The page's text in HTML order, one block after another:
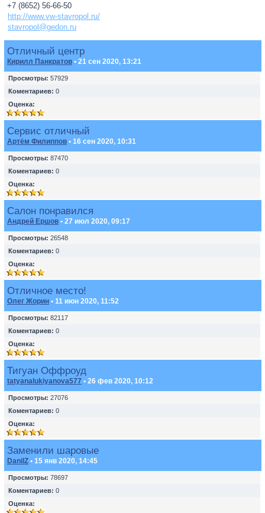
+7 (8652) 56-66-50
http://www.vw-stavropol.ru/
stavropol@gedon.ru
Отличный центр
Кирилл Панкратов • 21 сен 2020, 13:21
Просмотры: 57929
Коментариев: 0
Оценка:
Сервис отличный
Артём Филиппов • 16 сен 2020, 10:31
Просмотры: 87470
Коментариев: 0
Оценка:
Салон понравился
Андрей Ершов • 27 июл 2020, 09:17
Просмотры: 26548
Коментариев: 0
Оценка:
Отличное место!
Олег Жорин • 11 июн 2020, 11:52
Просмотры: 82117
Коментариев: 0
Оценка:
Тигуан Оффроуд
tatyanalukiyanova577 • 26 фев 2020, 10:12
Просмотры: 27076
Коментариев: 0
Оценка:
Заменили шаровые
DanilZ • 15 янв 2020, 14:45
Просмотры: 78697
Коментариев: 0
Оценка: